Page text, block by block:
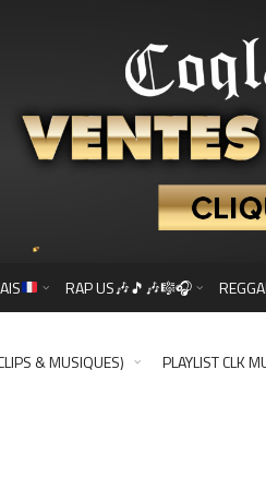
RAP US🎶🎵🎶🎼🎧
& MUSIQUES) PLAYLIST CLK